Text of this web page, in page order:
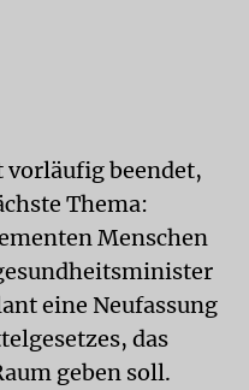
vorläufig beendet,
Thema:
Menschen
eine Neufassung
das
geben soll.